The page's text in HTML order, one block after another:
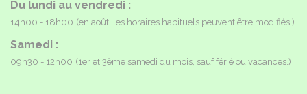
Du lundi au vendredi :
14h00 - 18h00 (en août, les horaires habituels peuvent être modifiés.)
Samedi :
09h30 - 12h00 (1er et 3ème samedi du mois, sauf férié ou vacances.)